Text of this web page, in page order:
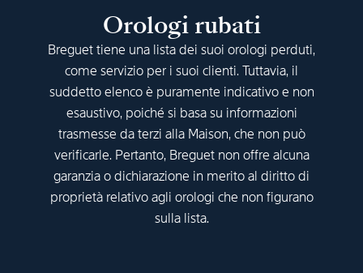
Orologi rubati
Breguet tiene una lista dei suoi orologi perduti,
come servizio per i suoi clienti. Tuttavia, il
suddetto elenco è puramente indicativo e non
esaustivo, poiché si basa su informazioni
trasmesse da terzi alla Maison, che non può
verificarle. Pertanto, Breguet non offre alcuna
garanzia o dichiarazione in merito al diritto di
proprietà relativo agli orologi che non figurano
sulla lista.